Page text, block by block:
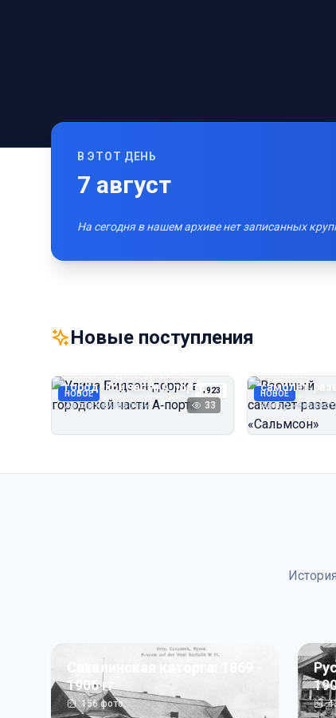
В ЭТОТ ДЕНЬ
7 август
На сегодня в нашем архиве нет записанных
Новые поступления
НОВОЕ 1923
Улица Бидзэн‑дорри в
городской части А‑порта
Автор неизвестен 33
НОВОЕ
Военный
«Сальмсон»
Автор
Сахалинская каторга: 1869 -
1906 гг
156фото